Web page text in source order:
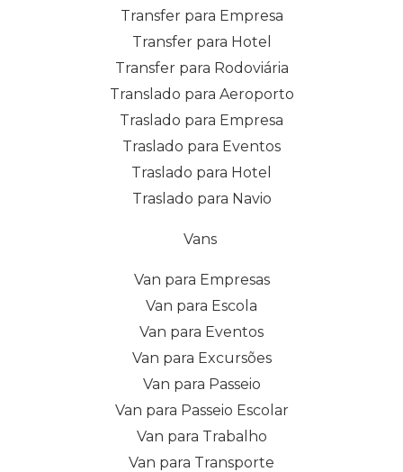
Transfer para Empresa
Transfer para Hotel
Transfer para Rodoviária
Translado para Aeroporto
Traslado para Empresa
Traslado para Eventos
Traslado para Hotel
Traslado para Navio
Vans
Van para Empresas
Van para Escola
Van para Eventos
Van para Excursões
Van para Passeio
Van para Passeio Escolar
Van para Trabalho
Van para Transporte